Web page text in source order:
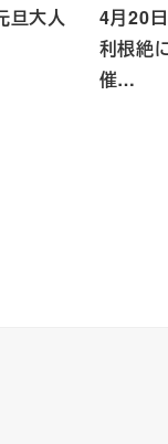
旦大人
4月20
利根絶
催…